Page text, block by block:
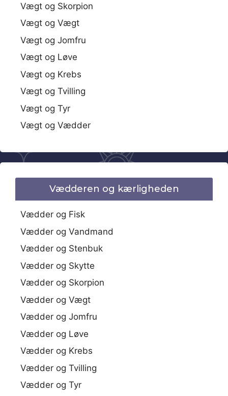
Vægt og Skorpion
Vægt og Vægt
Vægt og Jomfru
Vægt og Løve
Vægt og Krebs
Vægt og Tvilling
Vægt og Tyr
Vægt og Vædder
Vædderen og kærligheden
Vædder og Fisk
Vædder og Vandmand
Vædder og Stenbuk
Vædder og Skytte
Vædder og Skorpion
Vædder og Vægt
Vædder og Jomfru
Vædder og Løve
Vædder og Krebs
Vædder og Tvilling
Vædder og Tyr